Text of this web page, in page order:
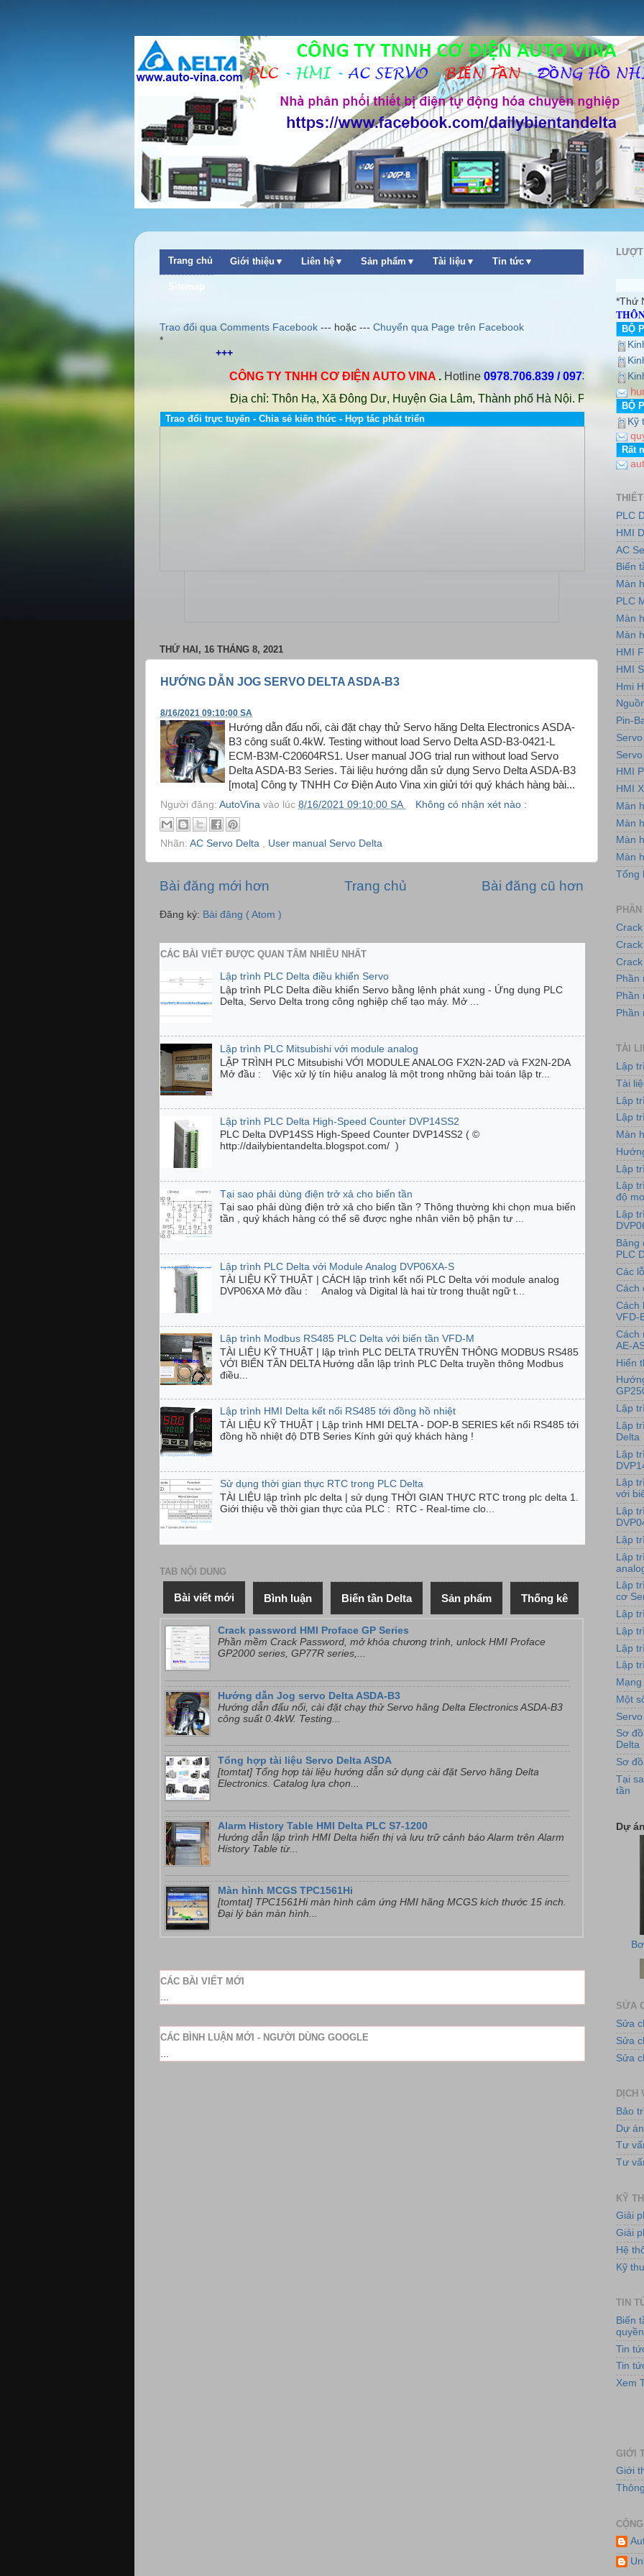
Trang chủ Giới thiệu▼ Liên hệ▼ Sản phẩm▼ Tài liệu▼ Tin tức▼
Sitemap
Trao đổi qua Comments Facebook --- hoặc --- Chuyển qua Page trên Facebook
*
http://www.dailybientandelta.com/ +++ http://www.auto-vina.com/
CÔNG TY TNHH CƠ ĐIỆN AUTO VINA. Hotline 0978.706.839 / 0973.751.553
Địa chỉ: Thôn Hạ, Xã Đông Dư, Huyện Gia Lâm, Thành phố Hà Nội. PGD: Số nhà
Trao đổi trực tuyến - Chia sẻ kiến thức - Hợp tác phát triển
THỨ HAI, 16 THÁNG 8, 2021
HƯỚNG DẪN JOG SERVO DELTA ASDA-B3
8/16/2021 09:10:00 SA
Hướng dẫn đấu nối, cài đặt chạy thử Servo hãng Delta Electronics ASDA-
B3 công suất 0.4kW. Testing without load Servo Delta ASD-B3-0421-L
ECM-B3M-C20604RS1. User manual JOG trial run without load Servo
Delta ASDA-B3 Series. Tài liệu hướng dẫn sử dụng Servo Delta ASDA-B3
[mota] Công ty TNHH Cơ Điện Auto Vina xin giửi tới quý khách hàng bài...
Người đăng: AutoVina vào lúc 8/16/2021 09:10:00 SA Không có nhận xét nào :
Nhãn: AC Servo Delta User manual Servo Delta
Bài đăng mới hơn Bài đăng cũ hơn
Trang chủ
Đăng ký: Bài đăng ( Atom )
CÁC BÀI VIẾT ĐƯỢC QUAN TÂM NHIỀU NHẤT
Lập trình PLC Delta điều khiển Servo
Lập trình PLC Delta điều khiển Servo bằng lệnh phát xung - Ứng dụng PLC
Delta, Servo Delta trong công nghiệp chế tạo máy. Mở ...
Lập trình PLC Mitsubishi với module analog
LẬP TRÌNH PLC Mitsubishi VỚI MODULE ANALOG FX2N-2AD và FX2N-2DA
Mở đầu : Việc xử lý tín hiệu analog là một trong những bài toán lập tr...
Lập trình PLC Delta High-Speed Counter DVP14SS2
PLC Delta DVP14SS High-Speed Counter DVP14SS2 ( ©
http://dailybientandelta.blogspot.com/ )
Tại sao phải dùng điện trở xả cho biến tần
Tại sao phải dùng điện trở xả cho biến tần ? Thông thường khi chọn mua biến
tần , quý khách hàng có thể sẽ được nghe nhân viên bộ phận tư ...
Lập trình PLC Delta với Module Analog DVP06XA-S
TÀI LIỆU KỸ THUẬT | CÁCH lập trình kết nối PLC Delta với module analog
DVP06XA Mở đầu : Analog và Digital là hai từ trong thuật ngữ t...
Lập trình Modbus RS485 PLC Delta với biến tần VFD-M
TÀI LIỆU KỸ THUẬT | lập trình PLC DELTA TRUYỀN THÔNG MODBUS RS485
VỚI BIẾN TẦN DELTA Hướng dẫn lập trình PLC Delta truyền thông Modbus
điều...
Lập trình HMI Delta kết nối RS485 tới đồng hồ nhiệt
TÀI LIỆU KỸ THUẬT | Lập trình HMI DELTA - DOP-B SERIES kết nối RS485 tới
đồng hồ nhiệt độ DTB Series Kính gửi quý khách hàng !
Sử dụng thời gian thực RTC trong PLC Delta
TÀI LIỆU lập trình plc delta | sử dụng THỜI GIAN THỰC RTC trong plc delta 1.
Giới thiệu về thời gian thực của PLC : RTC - Real-time clo...
TAB NỘI DUNG
Bài viết mới Bình luận Biến tần Delta Sản phẩm Thống kê
Crack password HMI Proface GP Series
Phần mềm Crack Password, mở khóa chương trình, unlock HMI Proface
GP2000 series, GP77R series,...
Hướng dẫn Jog servo Delta ASDA-B3
Hướng dẫn đấu nối, cài đặt chạy thử Servo hãng Delta Electronics ASDA-B3
công suất 0.4kW. Testing...
Tổng hợp tài liệu Servo Delta ASDA
[tomtat] Tổng hợp tài liệu hướng dẫn sử dụng cài đặt Servo hãng Delta
Electronics. Catalog lựa chọn...
Alarm History Table HMI Delta PLC S7-1200
Hướng dẫn lập trình HMI Delta hiển thị và lưu trữ cảnh báo Alarm trên Alarm
History Table từ...
Màn hình MCGS TPC1561Hi
[tomtat] TPC1561Hi màn hình cảm ứng HMI hãng MCGS kích thước 15 inch.
Đại lý bán màn hình...
CÁC BÀI VIẾT MỚI
...
CÁC BÌNH LUẬN MỚI - NGƯỜI DÙNG GOOGLE
*Thứ
BỘ
BỘ
Kỹ
Rất
PLC
HMI
AC
Biến
Màn
PLC
Màn
Màn
HMI
HMI
Hmi
Pin-
HMI
HMI
Màn
Màn
Màn
Màn
Tổng
Phần
Phần
Phần
TÀI
Lập
Tài
Lập
Lập
Màn
Lập
Lập
độ
Lập
Bảng
PLC
Các
Cách
Cách
VFD-
Cách
AE-
Hiển
Lập
Lập
Delta
Lập
Lập
với
Lập
Lập
Lập
Lập
cơ
Lập
Lập
Lập
Lập
Một
Sơ
Delta
Sơ
Tại
tần
Dự
Hình
Ứng
Hệ
SỬA
Sửa
Sửa
Sửa
DỊCH
Bảo
Dự
Tư
Tư
KỸ
Giải
Giải
Hệ
Kỹ
TIN
Biến
Tin
Tin
Xem
GIỚI
Giới